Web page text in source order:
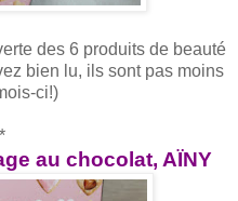
des 6 produits de beauté
bien lu, ils sont pas moins
ci!)
au chocolat, AÏNY